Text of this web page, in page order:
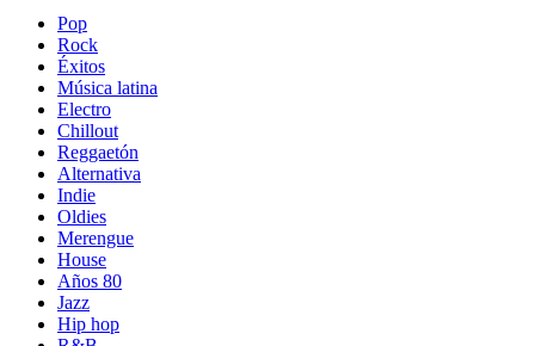
Pop
Rock
Éxitos
Música latina
Electro
Chillout
Reggaetón
Alternativa
Indie
Oldies
Merengue
House
Años 80
Jazz
Hip hop